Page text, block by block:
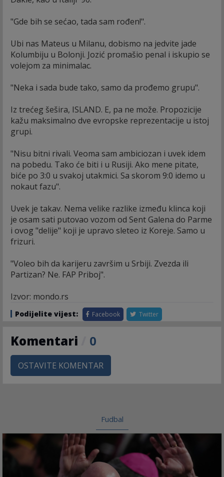
"Gde bih se sećao, tada sam rođen!".
Ubi nas Mateus u Milanu, dobismo na jedvite jade
Kolumbiju u Bolonji. Jozić promašio penal i iskupio se
volejom za minimalac.
"Neka i sada bude tako, samo da prođemo grupu".
Iz trećeg šešira, ISLAND. E, pa ne može. Propozicije
kažu maksimalno dve evropske reprezentacije u istoj
grupi.
"Nisu bitni rivali. Veoma sam ambiciozan i uvek idem
na pobedu. Tako će biti i u Rusiji. Ako mene pitate,
biće po 3:0 u svakoj utakmici. Sa skorom 9:0 idemo u
nokaut fazu".
Uvek je takav. Nema velike razlike između klinca koji
je osam sati putovao vozom od Sent Galena do Parme
i ovog "delije" koji je upravo sleteo iz Koreje. Samo u
frizuri.
"Voleo bih da karijeru završim u Srbiji. Zvezda ili
Partizan? Ne. FAP Priboj".
Izvor: mondo.rs
Podijelite vijest: Facebook Twitter
Komentari 0
OSTAVITE KOMENTAR
Fudbal